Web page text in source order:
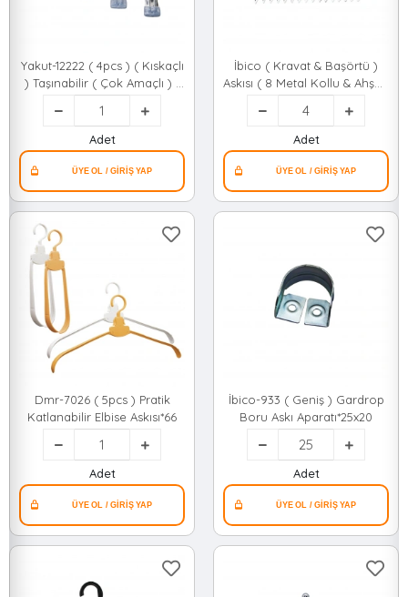
Yakut-12222 ( 4pcs ) ( Kıskaçlı
) Taşınabilir ( Çok Amaçlı ) (
Tekli & Metal ) Askı ( Silikon
Kılıf Uçlu )*250
Adet
İbico ( Kravat & Başörtü )
Askısı ( 8 Metal Kollu & Ahşap
Saplı & Dönebilen Metal Askı
Uçlu )*4x40
Adet
Dmr-7026 ( 5pcs ) Pratik
Katlanabilir Elbise Askısı*66
Adet
İbico-933 ( Geniş ) Gardrop
Boru Askı Aparatı*25x20
Adet